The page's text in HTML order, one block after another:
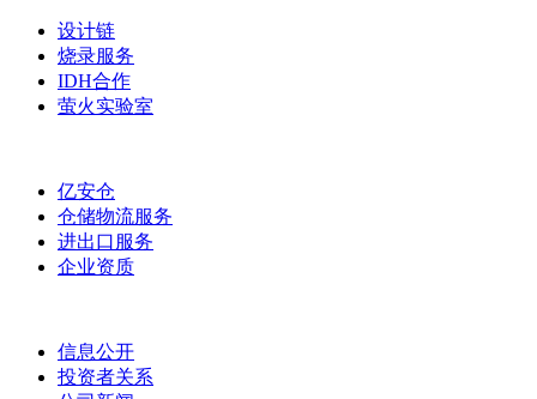
设计链
烧录服务
IDH合作
萤火实验室
亿安仓
仓储物流服务
进出口服务
企业资质
信息公开
投资者关系